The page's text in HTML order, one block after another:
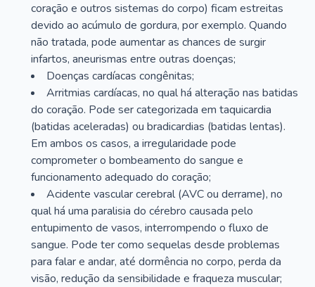
coração e outros sistemas do corpo) ficam estreitas
devido ao acúmulo de gordura, por exemplo. Quando
não tratada, pode aumentar as chances de surgir
infartos, aneurismas entre outras doenças;
Doenças cardíacas congênitas;
Arritmias cardíacas, no qual há alteração nas batidas
do coração. Pode ser categorizada em taquicardia
(batidas aceleradas) ou bradicardias (batidas lentas).
Em ambos os casos, a irregularidade pode
comprometer o bombeamento do sangue e
funcionamento adequado do coração;
Acidente vascular cerebral (AVC ou derrame), no
qual há uma paralisia do cérebro causada pelo
entupimento de vasos, interrompendo o fluxo de
sangue. Pode ter como sequelas desde problemas
para falar e andar, até dormência no corpo, perda da
visão, redução da sensibilidade e fraqueza muscular;